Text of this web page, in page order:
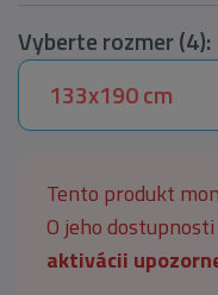
Vyberte rozmer (4):
133x190 cm
Tento produkt
O jeho
aktivácii